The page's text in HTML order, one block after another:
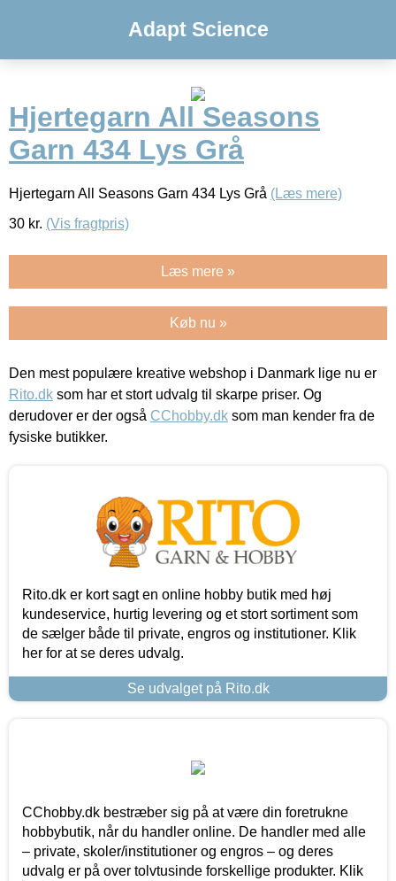
Adapt Science
Hjertegarn All Seasons
Garn 434 Lys Grå
Hjertegarn All Seasons Garn 434 Lys Grå (Læs mere)
30 kr. (Vis fragtpris)
Læs mere »
Køb nu »
Den mest populære kreative webshop i Danmark lige nu er
Rito.dk som har et stort udvalg til skarpe priser. Og
derudover er der også CChobby.dk som man kender fra de
fysiske butikker.
Rito.dk er kort sagt en online hobby butik med høj
kundeservice, hurtig levering og et stort sortiment som
de sælger både til private, engros og institutioner. Klik
her for at se deres udvalg.
Se udvalget på Rito.dk
CChobby.dk bestræber sig på at være din foretrukne
hobbybutik, når du handler online. De handler med alle
– private, skoler/institutioner og engros – og deres
udvalg er på over tolvtusinde forskellige produkter. Klik